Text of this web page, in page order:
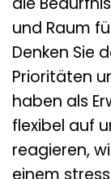
und Raum
Denken Sie
Prioritäten
haben als
flexibel auf
reagieren,
einem